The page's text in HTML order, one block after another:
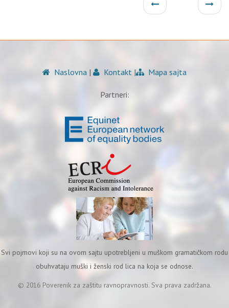
Naslovna | Kontakt | Mapa sajta
Partneri:
Svi pojmovi koji su na ovom sajtu upotrebljeni u muškom gramatičkom rodu
obuhvataju muški i ženski rod lica na koja se odnose.
© 2016 Poverenik za zaštitu ravnopravnosti. Sva prava zadržana.